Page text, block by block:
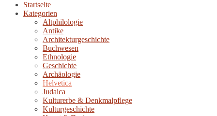
Startseite
Kategorien
Altphilologie
Antike
Architekturgeschichte
Buchwesen
Ethnologie
Geschichte
Archäologie
Helvetica
Judaica
Kulturerbe & Denkmalpflege
Kulturgeschichte